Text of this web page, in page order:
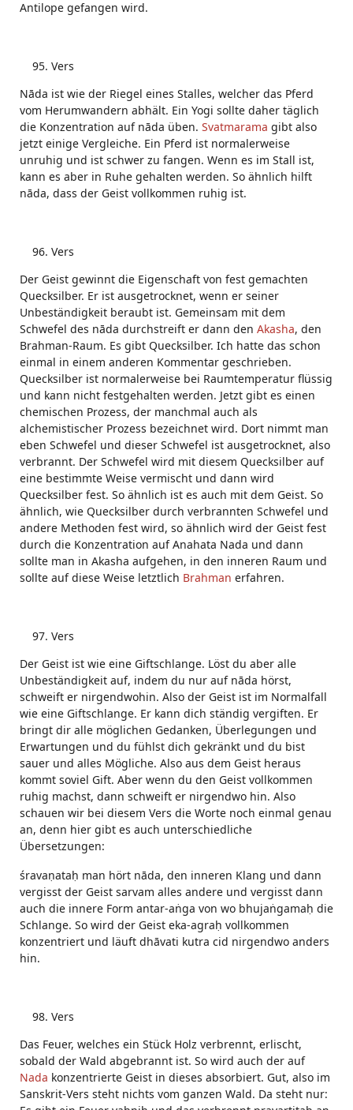
Antilope gefangen wird.
Vers
Nāda ist wie der Riegel eines Stalles, welcher das Pferd
vom Herumwandern abhält. Ein Yogi sollte daher täglich
die Konzentration auf nāda üben. Svatmarama gibt also
jetzt einige Vergleiche. Ein Pferd ist normalerweise
unruhig und ist schwer zu fangen. Wenn es im Stall ist,
kann es aber in Ruhe gehalten werden. So ähnlich hilft
nāda, dass der Geist vollkommen ruhig ist.
Vers
Der Geist gewinnt die Eigenschaft von fest gemachten
Quecksilber. Er ist ausgetrocknet, wenn er seiner
Unbeständigkeit beraubt ist. Gemeinsam mit dem
Schwefel des nāda durchstreift er dann den Akasha, den
Brahman-Raum. Es gibt Quecksilber. Ich hatte das schon
einmal in einem anderen Kommentar geschrieben.
Quecksilber ist normalerweise bei Raumtemperatur flüssig
und kann nicht festgehalten werden. Jetzt gibt es einen
chemischen Prozess, der manchmal auch als
alchemistischer Prozess bezeichnet wird. Dort nimmt man
eben Schwefel und dieser Schwefel ist ausgetrocknet, also
verbrannt. Der Schwefel wird mit diesem Quecksilber auf
eine bestimmte Weise vermischt und dann wird
Quecksilber fest. So ähnlich ist es auch mit dem Geist. So
ähnlich, wie Quecksilber durch verbrannten Schwefel und
andere Methoden fest wird, so ähnlich wird der Geist fest
durch die Konzentration auf Anahata Nada und dann
sollte man in Akasha aufgehen, in den inneren Raum und
sollte auf diese Weise letztlich Brahman erfahren.
Vers
Der Geist ist wie eine Giftschlange. Löst du aber alle
Unbeständigkeit auf, indem du nur auf nāda hörst,
schweift er nirgendwohin. Also der Geist ist im Normalfall
wie eine Giftschlange. Er kann dich ständig vergiften. Er
bringt dir alle möglichen Gedanken, Überlegungen und
Erwartungen und du fühlst dich gekränkt und du bist
sauer und alles Mögliche. Also aus dem Geist heraus
kommt soviel Gift. Aber wenn du den Geist vollkommen
ruhig machst, dann schweift er nirgendwo hin. Also
schauen wir bei diesem Vers die Worte noch einmal genau
an, denn hier gibt es auch unterschiedliche
Übersetzungen:
śravaṇataḥ man hört nāda, den inneren Klang und dann
vergisst der Geist sarvam alles andere und vergisst dann
auch die innere Form antar-aṅga von wo bhujaṅgamaḥ die
Schlange. So wird der Geist eka-agraḥ vollkommen
konzentriert und läuft dhāvati kutra cid nirgendwo anders
hin.
Vers
Das Feuer, welches ein Stück Holz verbrennt, erlischt,
sobald der Wald abgebrannt ist. So wird auch der auf
Nada konzentrierte Geist in dieses absorbiert. Gut, also im
Sanskrit-Vers steht nichts vom ganzen Wald. Da steht nur: